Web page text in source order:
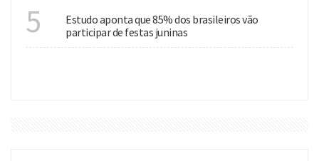
5
Estudo aponta que 85% dos brasileiros vão
participar de festas juninas